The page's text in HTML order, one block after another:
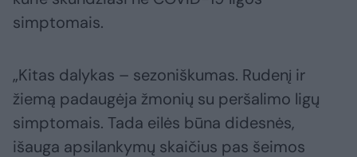
simptomais.
„Kitas dalykas – sezoniškumas. Rudenį ir
žiemą padaugėja žmonių su peršalimo ligų
simptomais. Tada eilės būna didesnės,
išauga apsilankymų skaičius pas šeimos